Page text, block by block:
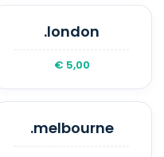
.london
€ 5,00
.melbourne